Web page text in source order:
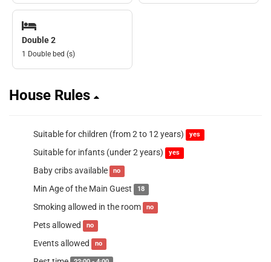
Double 2
1 Double bed (s)
House Rules
Suitable for children (from 2 to 12 years) yes
Suitable for infants (under 2 years) yes
Baby cribs available no
Min Age of the Main Guest 18
Smoking allowed in the room no
Pets allowed no
Events allowed no